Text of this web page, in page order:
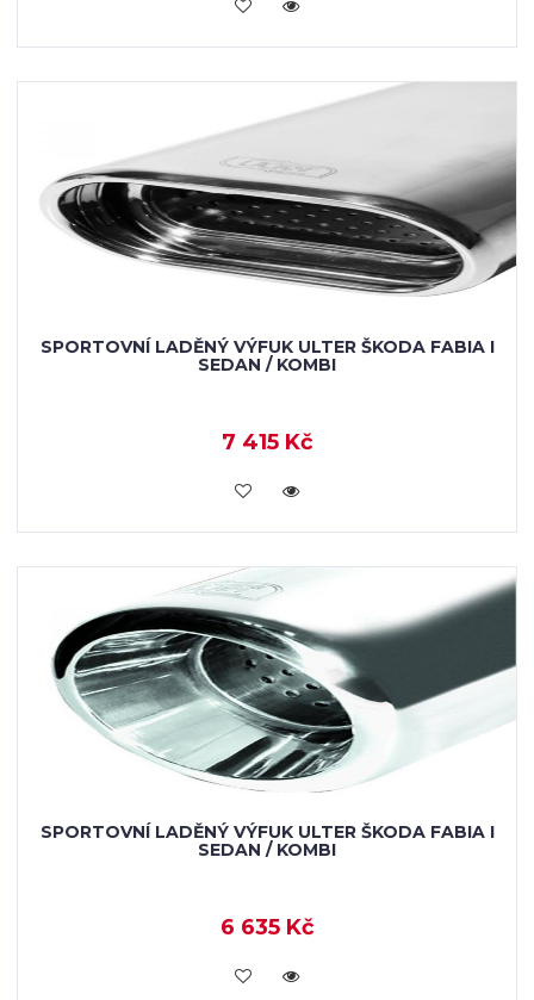
SPORTOVNÍ LADĚNÝ VÝFUK ULTER ŠKODA FABIA I
SEDAN / KOMBI
7 415 Kč
KOUPIT
SPORTOVNÍ LADĚNÝ VÝFUK ULTER ŠKODA FABIA I
SEDAN / KOMBI
6 635 Kč
KOUPIT